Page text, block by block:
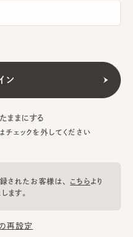
ままにする
ェックを外してください
されたお客様は、 こちらより
ます。
再設定